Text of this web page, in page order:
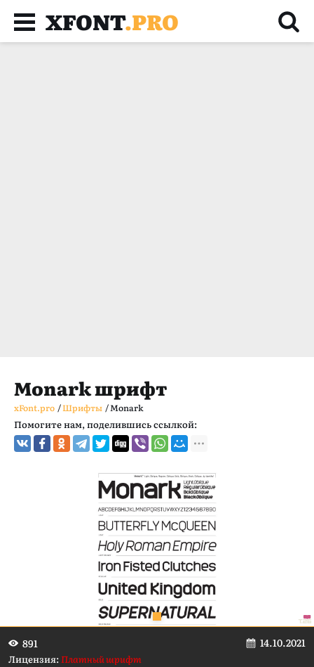
XFONT.PRO
Monark шрифт
xFont.pro /Шрифты /Monark
Помогите нам, поделившись ссылкой:
891 14.10.2021
Лицензия:Платный шрифт